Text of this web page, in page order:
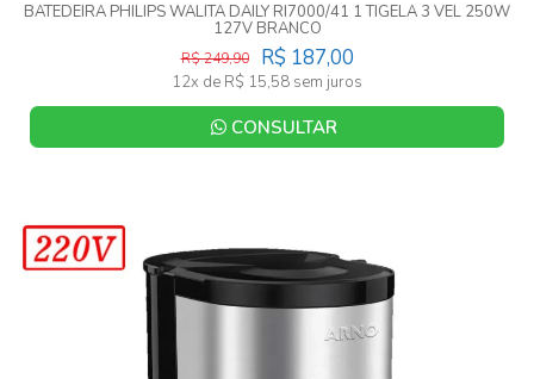
BATEDEIRA PHILIPS WALITA DAILY RI7000/41 1 TIGELA 3 VEL 250W
127V BRANCO
R$ 187,00
R$ 249,90
12x de R$ 15,58 sem juros
CONSULTAR